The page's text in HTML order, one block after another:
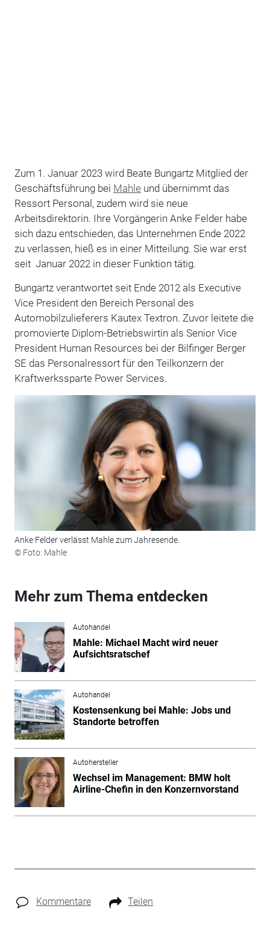
Zum 1. Januar 2023 wird Beate Bungartz Mitglied der
Geschäftsführung bei Mahle und übernimmt das
Ressort Personal, zudem wird sie neue
Arbeitsdirektorin. Ihre Vorgängerin Anke Felder habe
sich dazu entschieden, das Unternehmen Ende 2022
zu verlassen, hieß es in einer Mitteilung. Sie war erst
seit Januar 2022 in dieser Funktion tätig.
Bungartz verantwortet seit Ende 2012 als Executive
Vice President den Bereich Personal des
Automobilzulieferers Kautex Textron. Zuvor leitete die
promovierte Diplom-Betriebswirtin als Senior Vice
President Human Resources bei der Bilfinger Berger
SE das Personalressort für den Teilkonzern der
Kraftwerkssparte Power Services.
Anke Felder verlässt Mahle zum Jahresende.
© Foto: Mahle
Mehr zum Thema entdecken
Autohandel
Mahle: Michael Macht wird neuer
Aufsichtsratschef
Autohandel
Kostensenkung bei Mahle: Jobs und
Standorte betroffen
Autohersteller
Wechsel im Management: BMW holt
Airline-Chefin in den Konzernvorstand
Kommentare Teilen